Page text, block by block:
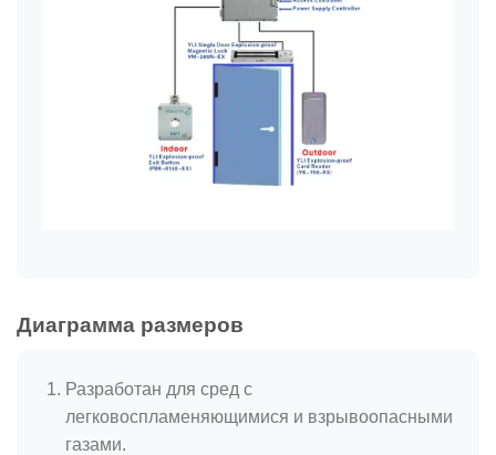
Диаграмма размеров
Разработан для сред с
легковоспламеняющимися и взрывоопасными
газами.